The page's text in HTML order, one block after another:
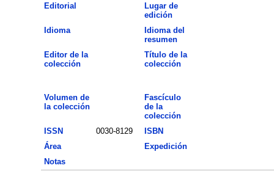
Editorial
Lugar de
edición
Idioma
Idioma del
resumen
Editor de la
colección
Título de la
colección
Volumen de
la colección
Fascículo
de la
colección
ISSN
0030-8129
ISBN
Área
Expedición
Notas